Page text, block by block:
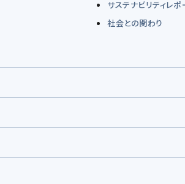
サステナビリティレポ
社会との関わり